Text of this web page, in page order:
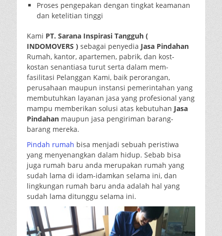
Proses pengepakan dengan tingkat keamanan
dan ketelitian tinggi
Kami PT. Sarana Inspirasi Tangguh (
INDOMOVERS ) sebagai penyedia Jasa Pindahan
Rumah, kantor, apartemen, pabrik, dan kost-
kostan senantiasa turut serta dalam mem-
fasilitasi Pelanggan Kami, baik perorangan,
perusahaan maupun instansi pemerintahan yang
membutuhkan layanan jasa yang profesional yang
mampu memberikan solusi atas kebutuhan Jasa
Pindahan maupun jasa pengiriman barang-
barang mereka.
Pindah rumah bisa menjadi sebuah peristiwa
yang menyenangkan dalam hidup. Sebab bisa
juga rumah baru anda merupakan rumah yang
sudah lama di idam-idamkan selama ini, dan
lingkungan rumah baru anda adalah hal yang
sudah lama ditunggu selama ini.